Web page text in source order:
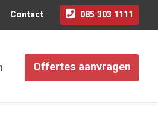
Contact 085 303 1111
Offertes aanvragen